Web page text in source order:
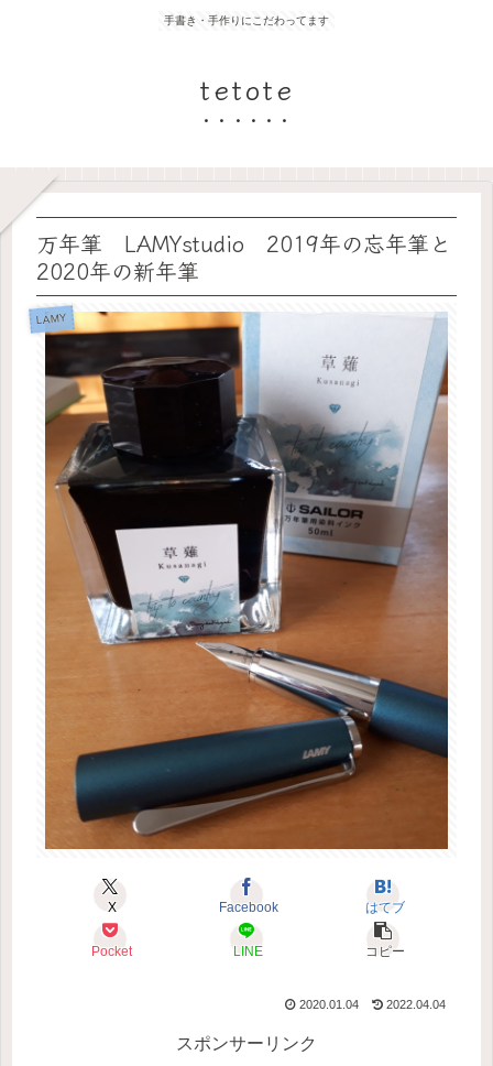
手書き・手作りにこだわってます
tetote
万年筆 LAMYstudio 2019年の忘年筆と
2020年の新年筆
LAMY
X Facebook はてブ
Pocket LINE コピー
2020.01.04 2022.04.04
スポンサーリンク